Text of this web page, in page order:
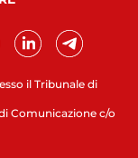
il Tribunale di
Comunicazione c/o